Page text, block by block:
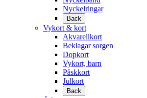
Nyckelringar
Back
Vykort & kort
Akvarellkort
Beklagar sorgen
Dopkort
Vykort, barn
Påskkort
Julkort
Back